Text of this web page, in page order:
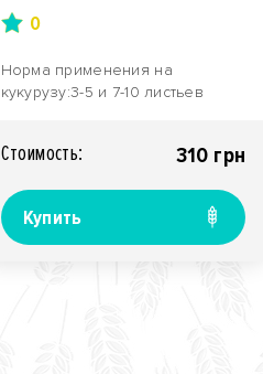
0
Норма применения на
кукурузу:3-5 и 7-10 листьев
Стоимость: 310 грн
Купить